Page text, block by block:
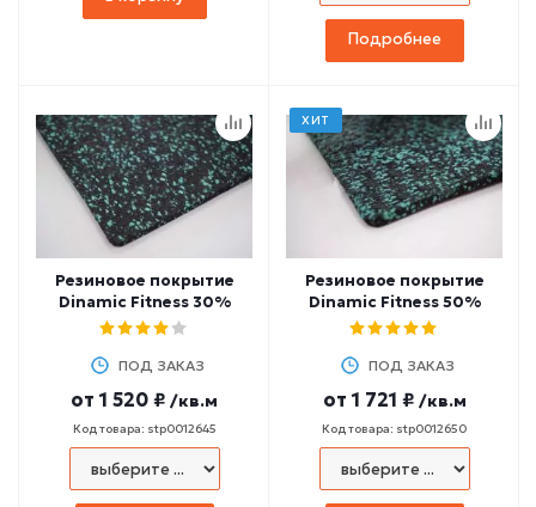
Подробнее
Резиновое покрытие
Dinamic Fitness 30%
ПОД ЗАКАЗ
от 1 520 ₽ /кв.м
Код товара: stp0012645
ХИТ
Резиновое покрытие
Dinamic Fitness 50%
ПОД ЗАКАЗ
от 1 721 ₽ /кв.м
Код товара: stp0012650